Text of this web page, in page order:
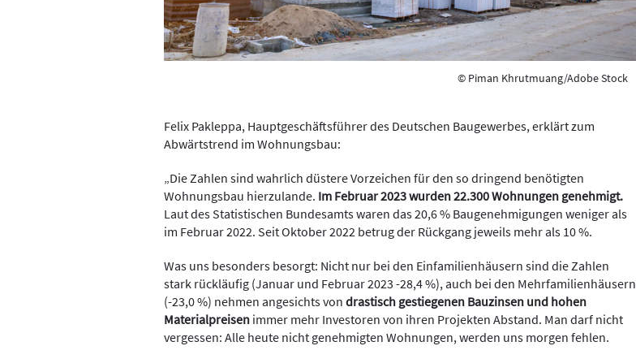
© Piman Khrutmuang/Adobe Stock
Felix Pakleppa, Hauptgeschäftsführer des Deutschen Baugewerbes, erklärt zum
Abwärtstrend im Wohnungsbau:
„Die Zahlen sind wahrlich düstere Vorzeichen für den so dringend benötigten
Wohnungsbau hierzulande. Im Februar 2023 wurden 22.300 Wohnungen genehmigt.
Laut des Statistischen Bundesamts waren das 20,6 % Baugenehmigungen weniger als
im Februar 2022. Seit Oktober 2022 betrug der Rückgang jeweils mehr als 10 %.
Was uns besonders besorgt: Nicht nur bei den Einfamilienhäusern sind die Zahlen
stark rückläufig (Januar und Februar 2023 -28,4 %), auch bei den Mehrfamilienhäusern
(-23,0 %) nehmen angesichts von drastisch gestiegenen Bauzinsen und hohen
Materialpreisen immer mehr Investoren von ihren Projekten Abstand. Man darf nicht
vergessen: Alle heute nicht genehmigten Wohnungen, werden uns morgen fehlen.